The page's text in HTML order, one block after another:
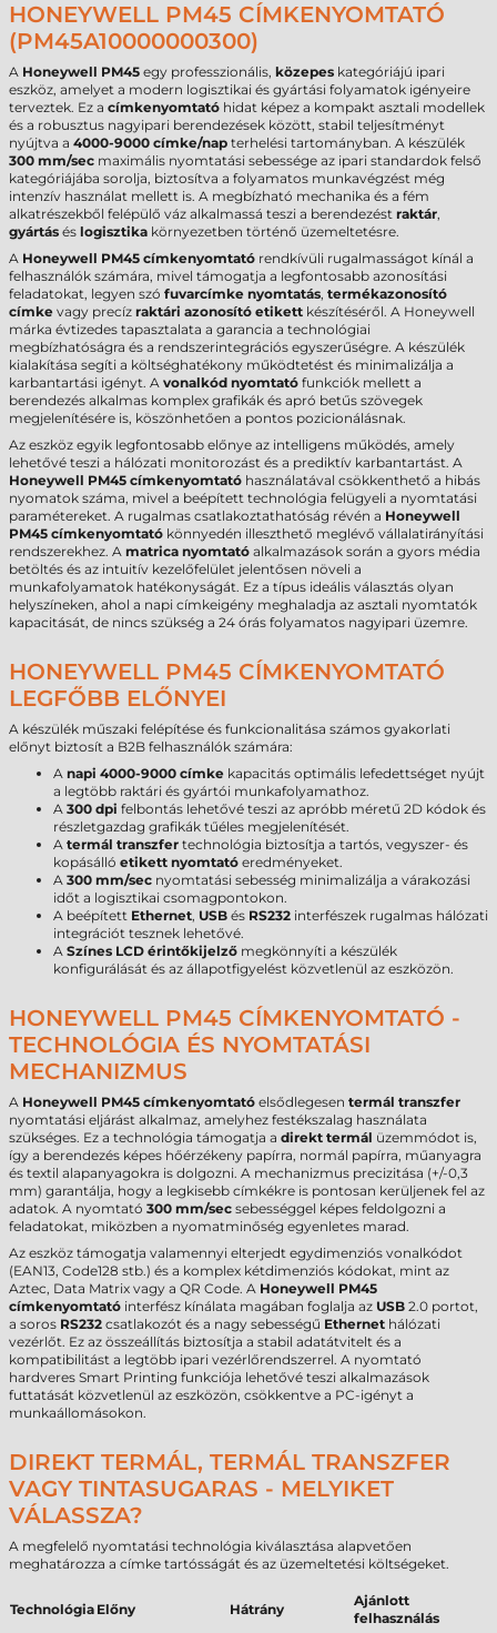
HONEYWELL PM45 CÍMKENYOMTATÓ
(PM45A10000000300)
A Honeywell PM45 egy professzionális, közepes kategóriájú ipari
eszköz, amelyet a modern logisztikai és gyártási folyamatok igényeire
terveztek. Ez a címkenyomtató hidat képez a kompakt asztali modellek
és a robusztus nagyipari berendezések között, stabil teljesítményt
nyújtva a 4000-9000 címke/nap terhelési tartományban. A készülék
300 mm/sec maximális nyomtatási sebessége az ipari standardok felső
kategóriájába sorolja, biztosítva a folyamatos munkavégzést még
intenzív használat mellett is. A megbízható mechanika és a fém
alkatrészekből felépülő váz alkalmassá teszi a berendezést raktár,
gyártás és logisztika környezetben történő üzemeltetésre.
A Honeywell PM45 címkenyomtató rendkívüli rugalmasságot kínál a
felhasználók számára, mivel támogatja a legfontosabb azonosítási
feladatokat, legyen szó fuvarcímke nyomtatás, termékazonosító
címke vagy precíz raktári azonosító etikett készítéséről. A Honeywell
márka évtizedes tapasztalata a garancia a technológiai
megbízhatóságra és a rendszerintegrációs egyszerűségre. A készülék
kialakítása segíti a költséghatékony működtetést és minimalizálja a
karbantartási igényt. A vonalkód nyomtató funkciók mellett a
berendezés alkalmas komplex grafikák és apró betűs szövegek
megjelenítésére is, köszönhetően a pontos pozicionálásnak.
Az eszköz egyik legfontosabb előnye az intelligens működés, amely
lehetővé teszi a hálózati monitorozást és a prediktív karbantartást. A
Honeywell PM45 címkenyomtató használatával csökkenthető a hibás
nyomatok száma, mivel a beépített technológia felügyeli a nyomtatási
paramétereket. A rugalmas csatlakoztathatóság révén a Honeywell
PM45 címkenyomtató könnyedén illeszthető meglévő vállalatirányítási
rendszerekhez. A matrica nyomtató alkalmazások során a gyors média
betöltés és az intuitív kezelőfelület jelentősen növeli a
munkafolyamatok hatékonyságát. Ez a típus ideális választás olyan
helyszíneken, ahol a napi címkeigény meghaladja az asztali nyomtatók
kapacitását, de nincs szükség a 24 órás folyamatos nagyipari üzemre.
HONEYWELL PM45 CÍMKENYOMTATÓ
LEGFŐBB ELŐNYEI
A készülék műszaki felépítése és funkcionalitása számos gyakorlati
előnyt biztosít a B2B felhasználók számára:
A napi 4000-9000 címke kapacitás optimális lefedettséget nyújt
a legtöbb raktári és gyártói munkafolyamathoz.
A 300 dpi felbontás lehetővé teszi az apróbb méretű 2D kódok és
részletgazdag grafikák tűéles megjelenítését.
A termál transzfer technológia biztosítja a tartós, vegyszer- és
kopásálló etikett nyomtató eredményeket.
A 300 mm/sec nyomtatási sebesség minimalizálja a várakozási
időt a logisztikai csomagpontokon.
A beépített Ethernet, USB és RS232 interfészek rugalmas hálózati
integrációt tesznek lehetővé.
A Színes LCD érintőkijelző megkönnyíti a készülék
konfigurálását és az állapotfigyelést közvetlenül az eszközön.
HONEYWELL PM45 CÍMKENYOMTATÓ -
TECHNOLÓGIA ÉS NYOMTATÁSI
MECHANIZMUS
A Honeywell PM45 címkenyomtató elsődlegesen termál transzfer
nyomtatási eljárást alkalmaz, amelyhez festékszalag használata
szükséges. Ez a technológia támogatja a direkt termál üzemmódot is,
így a berendezés képes hőérzékeny papírra, normál papírra, műanyagra
és textil alapanyagokra is dolgozni. A mechanizmus precizitása (+/-0,3
mm) garantálja, hogy a legkisebb címkékre is pontosan kerüljenek fel az
adatok. A nyomtató 300 mm/sec sebességgel képes feldolgozni a
feladatokat, miközben a nyomatminőség egyenletes marad.
Az eszköz támogatja valamennyi elterjedt egydimenziós vonalkódot
(EAN13, Code128 stb.) és a komplex kétdimenziós kódokat, mint az
Aztec, Data Matrix vagy a QR Code. A Honeywell PM45
címkenyomtató interfész kínálata magában foglalja az USB 2.0 portot,
a soros RS232 csatlakozót és a nagy sebességű Ethernet hálózati
vezérlőt. Ez az összeállítás biztosítja a stabil adatátvitelt és a
kompatibilitást a legtöbb ipari vezérlőrendszerrel. A nyomtató
hardveres Smart Printing funkciója lehetővé teszi alkalmazások
futtatását közvetlenül az eszközön, csökkentve a PC-igényt a
munkaállomásokon.
DIREKT TERMÁL, TERMÁL TRANSZFER
VAGY TINTASUGARAS - MELYIKET
VÁLASSZA?
A megfelelő nyomtatási technológia kiválasztása alapvetően
meghatározza a címke tartósságát és az üzemeltetési költségeket.
Technológia Előny Hátrány
Ajánlott
felhasználás